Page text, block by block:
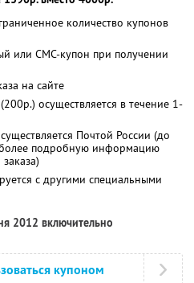
количество купонов
или СМС-купон при получении
на сайте
осуществляется в течение 1-
Почтой России (до
подробную информацию
с другими специальными
2012 включительно
купоном